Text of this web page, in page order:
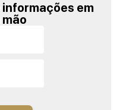
informações em